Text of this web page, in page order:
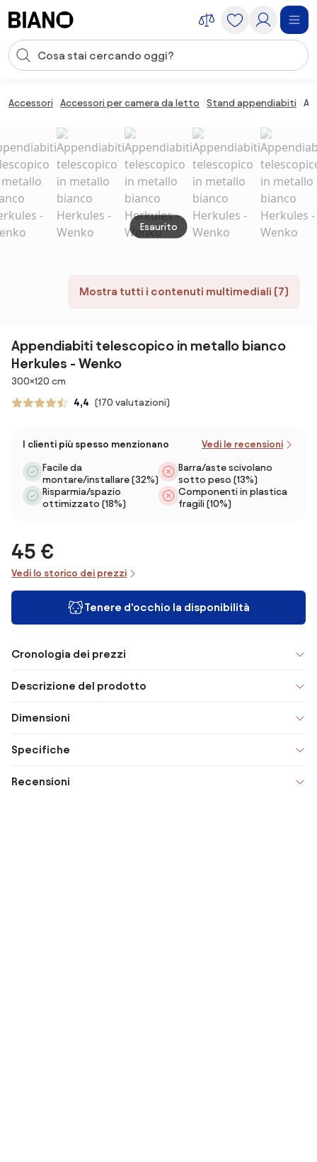
Input della ricerca
Accessori Accessori per camera da letto Stand appendiabiti
Mostra tutti i contenuti multimediali (7)
Esaurito
Appendiabiti telescopico in metallo bianco
Herkules - Wenko
Dimensioni
300×120 cm
4,4 (170 valutazioni)
I clienti più spesso menzionano Vedi le recensioni
Facile da
montare/installare (32%)
Risparmia/spazio
ottimizzato (18%)
Barra/aste scivolano
sotto peso (13%)
Componenti in plastica
fragili (10%)
45 €
Vedi lo storico dei prezzi
Tenere d'occhio la disponibilità
Cronologia dei prezzi
Descrizione del prodotto
Dimensioni
Specifiche
Recensioni